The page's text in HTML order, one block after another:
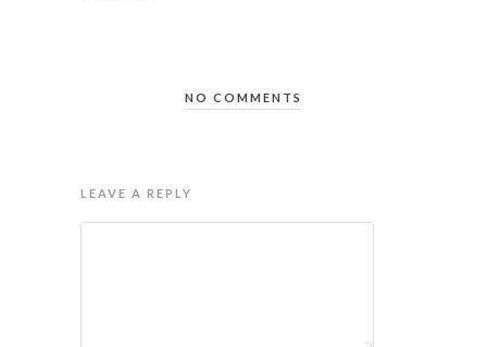
NO COMMENTS
LEAVE A REPLY